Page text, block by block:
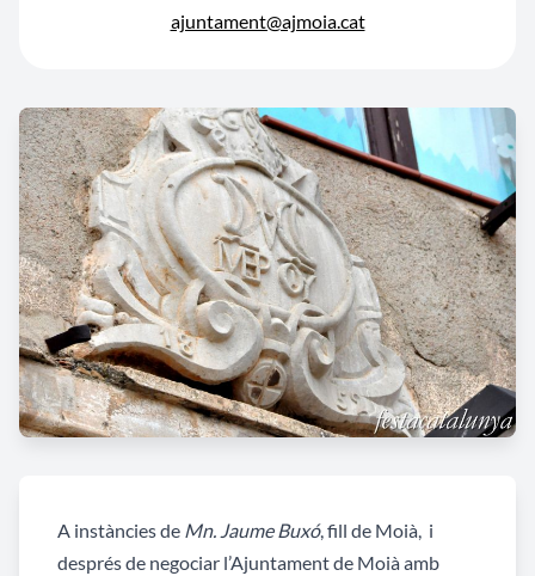
ajuntament@ajmoia.cat
A instàncies de Mn. Jaume Buxó, fill de Moià, i
després de negociar l’Ajuntament de Moià amb